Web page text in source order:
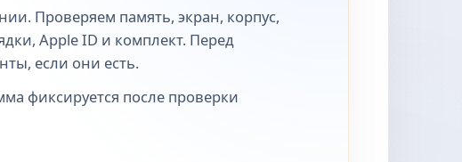
Проверяем память, экран, корпус,
Apple ID и комплект. Перед
если они есть.
фиксируется после проверки